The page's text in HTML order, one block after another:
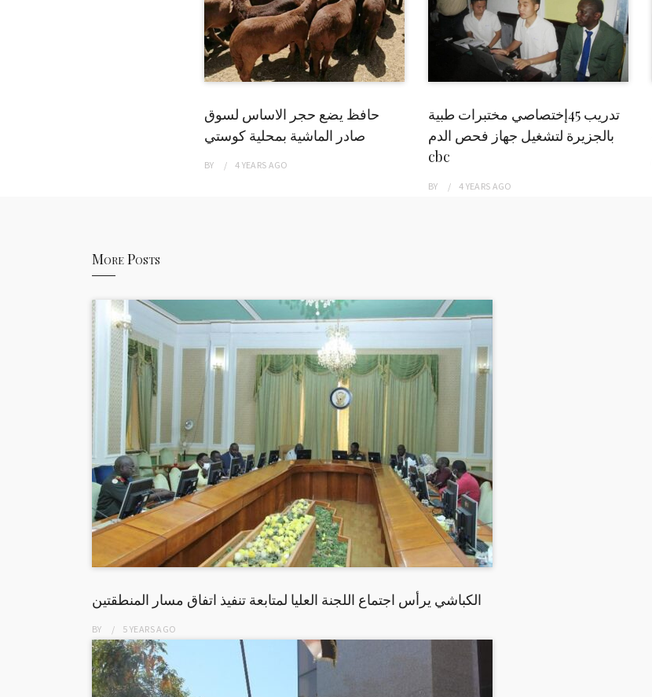
حافظ يضع حجر الاساس لسوق
صادر الماشية بمحلية كوستي
BY 4 YEARS AGO
تدريب 45إختصاصي مختبرات طبية
بالجزيرة لتشغيل جهاز فحص الدم
cbc
BY 4 YEARS AGO
More Posts
الكباشي يرأس اجتماع اللجنة العليا لمتابعة تنفيذ اتفاق مسار المنطقتين
BY 5 YEARSAGO